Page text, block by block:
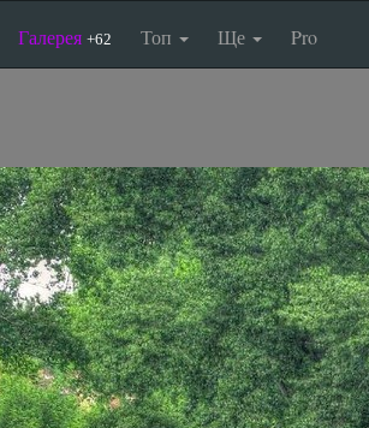
Галерея +62 Топ Ще Pro